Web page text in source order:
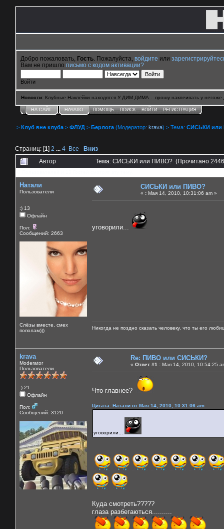
Добро пожаловать, Гость . Пожалуйста, войдите или
Вам не пришло письмо с кодом активации?
Войти
Новости: Клубные Наклейки находятся У ДИМ ДИМА . прошу наклеивать у негоже
НА САЙТ НАЧАЛО ПОМОЩЬ ПОИСК ВОЙТИ РЕГИСТРАЦИЯ
> Клуб вне клуба > ФЛУД > Берлога (Модератор: krava) > Тема: СИСЬКИ или
Страниц: [1] 2 ... 4 Все
Вниз
Автор
Тема: СИСЬКИ или ПИВО? (Прочитано
Натали
Пользователи
:) 13
Офлайн
Пол:
Сообщений: 2663
Слёзы вместе, смех
пополам)))
СИСЬКИ или ПИВО?
« : Мая 14, 2010, 10:31:06 am »
уговорили...
Никогда не поздно сказать человеку, что ты его
krava
Moderator
Пользователи
:) 21
Офлайн
Пол:
Сообщений: 3120
Re: ПИВО или СИСЬКИ?
« Ответ #1 : Мая 14, 2010, 10:54:25
Что главнее?
Цитата: Натали от Мая 14, 2010, 10:31:06 am
уговорили...
Куда смотреть?????
глаза разбегаються..........